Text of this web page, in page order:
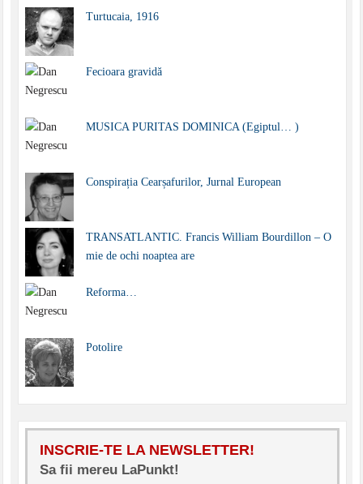
Turtucaia, 1916
Fecioara gravidă
MUSICA PURITAS DOMINICA (Egiptul… )
Conspirația Cearșafurilor, Jurnal European
TRANSATLANTIC. Francis William Bourdillon – O
mie de ochi noaptea are
Reforma…
Potolire
INSCRIE-TE LA NEWSLETTER!
Sa fii mereu LaPunkt!